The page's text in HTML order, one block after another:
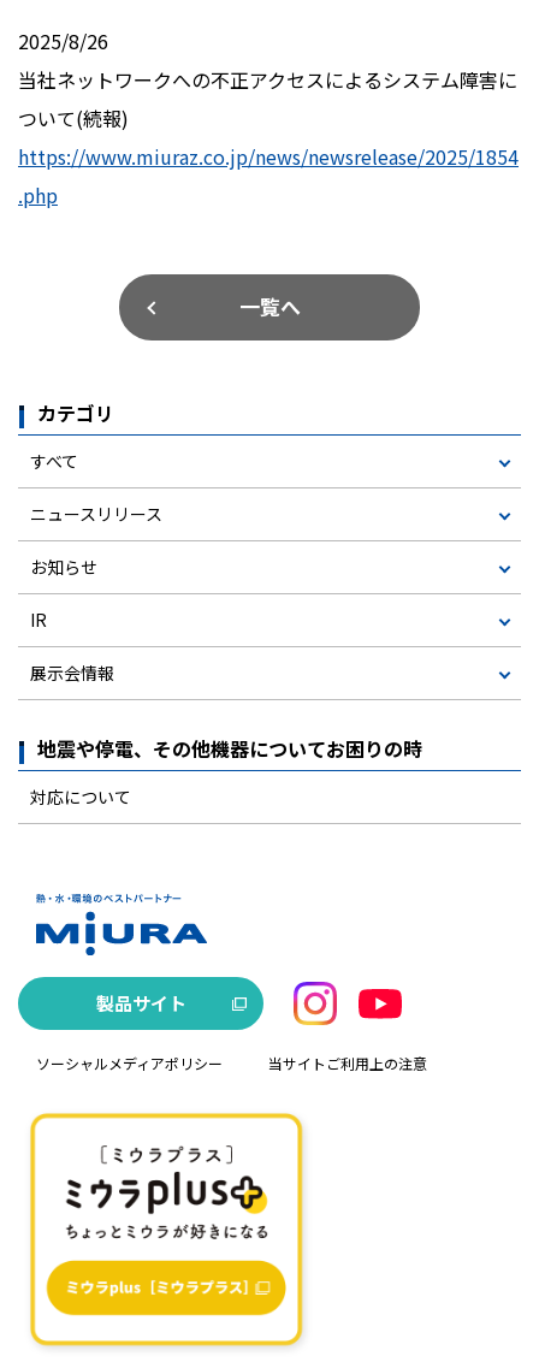
2025/8/26
当社ネットワークへの不正アクセスによるシステム障害に
ついて(続報)
https://www.miuraz.co.jp/news/newsrelease/2025/1854
.php
一覧へ
カテゴリ
すべて
ニュースリリース
お知らせ
IR
展示会情報
地震や停電、その他機器についてお困りの時
対応について
製品サイト
ソーシャルメディアポリシー 当サイトご利用上の注意